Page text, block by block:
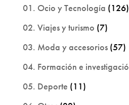
01. Ocio y Tecnología (126)
02. Viajes y turismo (7)
03. Moda y accesorios(57)
04. Formación e
05. Deporte (11)